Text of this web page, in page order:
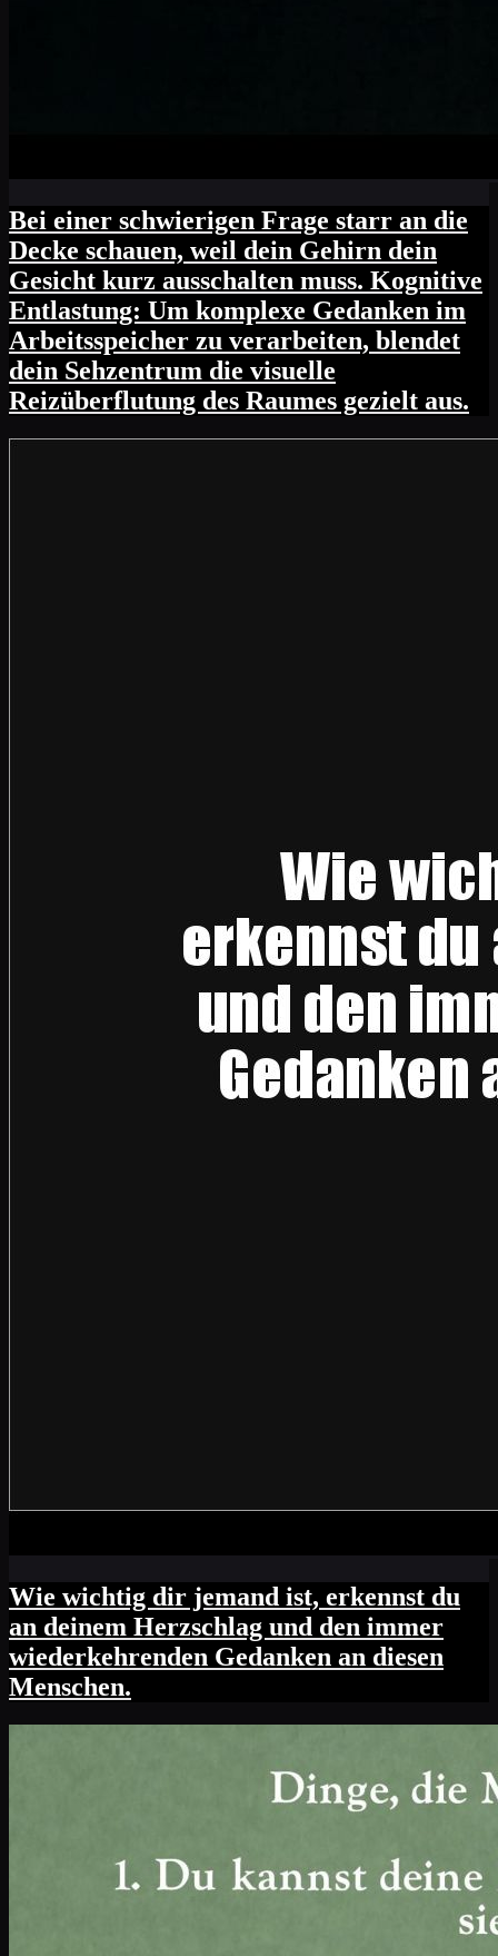
Bei einer schwierigen Frage starr an die
Decke schauen, weil dein Gehirn dein
Gesicht kurz ausschalten muss. Kognitive
Entlastung: Um komplexe Gedanken im
Arbeitsspeicher zu verarbeiten, blendet
dein Sehzentrum die visuelle
Reizüberflutung des Raumes gezielt aus.
Wie wichtig dir jemand ist, erkennst du
an deinem Herzschlag und den immer
wiederkehrenden Gedanken an diesen
Menschen.